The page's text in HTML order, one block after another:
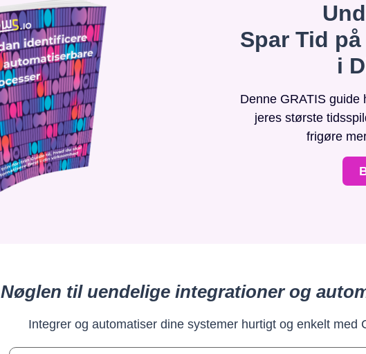
Spar Tid
i
Denne GRATIS
jeres største
frigøre
Nøglen til uendelige integrationer og
Integrer og automatiser dine systemer hurtigt og enkelt med